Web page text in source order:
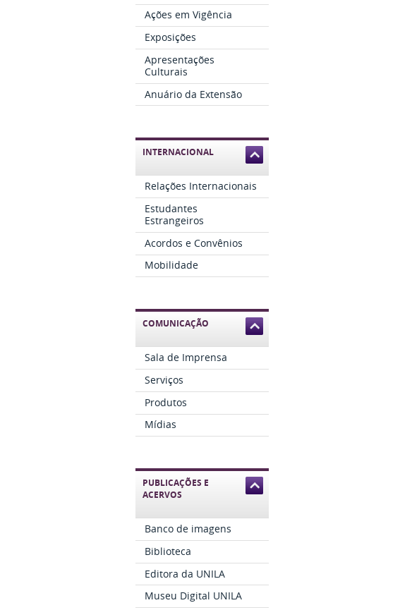
Ações em Vigência
Exposições
Apresentações
Culturais
Anuário da Extensão
INTERNACIONAL
Relações Internacionais
Estudantes
Estrangeiros
Acordos e Convênios
Mobilidade
COMUNICAÇÃO
Sala de Imprensa
Serviços
Produtos
Mídias
PUBLICAÇÕES E
ACERVOS
Banco de imagens
Biblioteca
Editora da UNILA
Museu Digital UNILA